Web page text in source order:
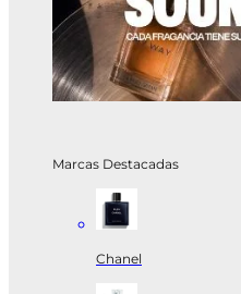
Marcas Destacadas
Chanel